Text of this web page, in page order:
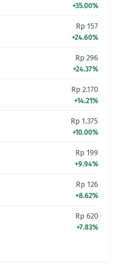
+35.00%
Rp 157
+24.60%
Rp 296
+24.37%
Rp 2.170
+14.21%
Rp 1.375
+10.00%
Rp 199
+9.94%
Rp 126
+8.62%
Rp 620
+7.83%